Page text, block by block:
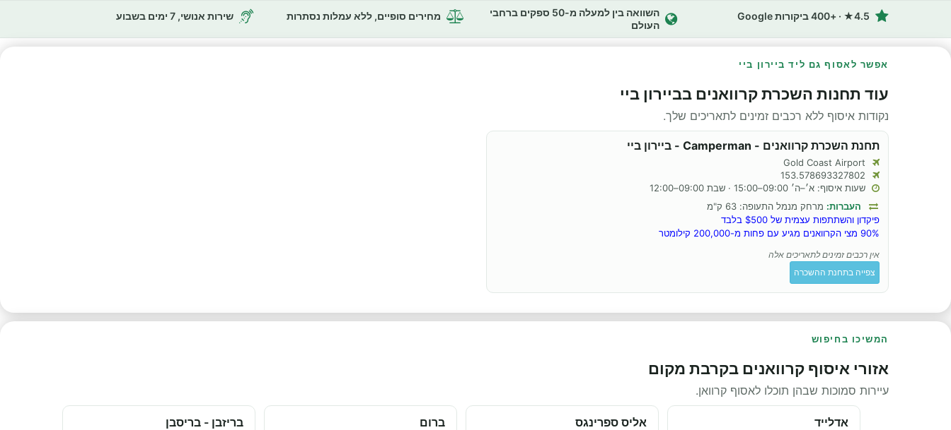
4.5★ · +400 ביקורות Google
השוואה בין למעלה מ-50 ספקים ברחבי
העולם
מחירים סופיים, ללא עמלות נסתרות שירות אנושי, 7 ימים בשבוע
אפשר לאסוף גם ליד ביירון ביי
עוד תחנות השכרת קרוואנים בביירון ביי
נקודות איסוף ללא רכבים זמינים לתאריכים שלך.
תחנת השכרת קרוואנים - Camperman - ביירון ביי
שעות איסוף: א׳–ה׳ 09:00–15:00 · שבת 09:00–12:00
העברות: מרחק מנמל התעופה: 63 ק"מ
פיקדון והשתתפות עצמית של $500 בלבד
90% מצי הקרוואנים מגיע עם פחות מ-200,000 קילומטר
אין רכבים זמינים לתאריכים אלה
צפייה בתחנת ההשכרה
המשיכו בחיפוש
אזורי איסוף קרוואנים בקרבת מקום
עיירות סמוכות שבהן תוכלו לאסוף קרוואן.
אדלייד אליס ספרינגס ברום בריזבן - בריסבן